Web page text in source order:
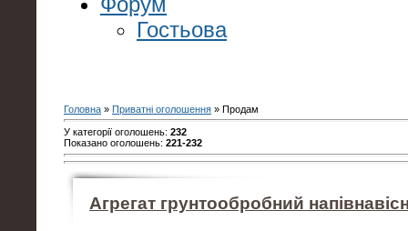
Гостьова
Головна » Приватні оголошення » Продам
У категорії оголошень: 232
Показано оголошень: 221-232
Агрегат грунтообробний